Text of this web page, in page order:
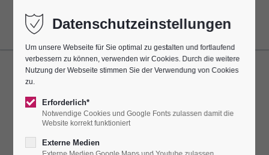
Datenschutzeinstellungen
Um unsere Webseite für Sie optimal zu gestalten und fortlaufend
verbessern zu können, verwenden wir Cookies. Durch die weitere
Nutzung der Webseite stimmen Sie der Verwendung von Cookies
zu.
Erforderlich*
Notwendige Cookies und Google Fonts zulassen damit die
Website korrekt funktioniert
Externe Medien
ÖFFENTLICHE FÜHRUNG
06.01.2025 11:00–12:00
ENTDECKEN SIE DIE WÜNSCHE &